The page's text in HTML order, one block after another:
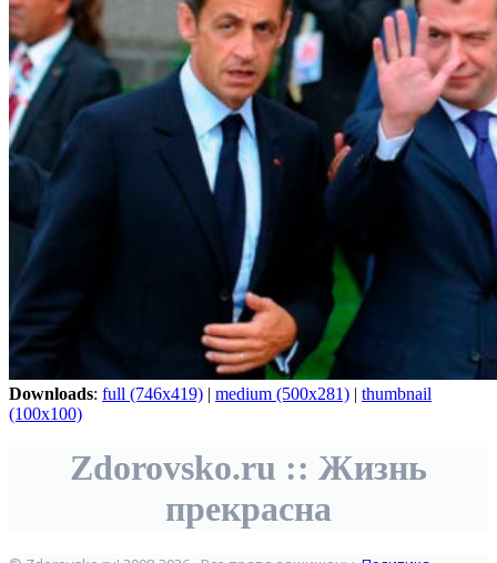
Downloads: full (746x419) | medium (500x281) | thumbnail
(100x100)
Zdorovsko.ru :: Жизнь
прекрасна